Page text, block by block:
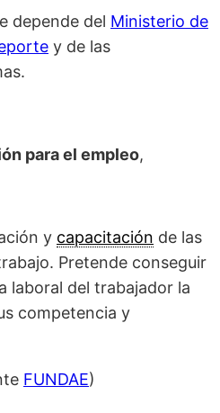
depende del Ministerio de
y de las
para el empleo,
y capacitación de las
Pretende conseguir
laboral del trabajador la
competencia y
FUNDAE)